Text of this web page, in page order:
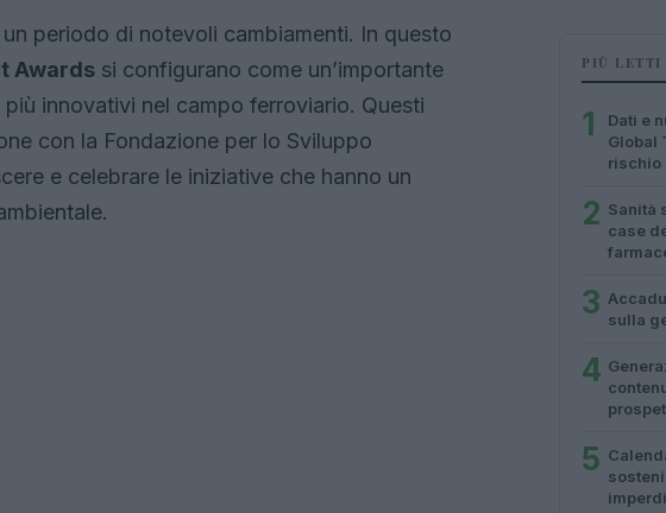
periodo di notevoli cambiamenti. In questo
Awards si configurano come un’importante
innovativi nel campo ferroviario. Questi
con la Fondazione per lo Sviluppo
e celebrare le iniziative che hanno un
PIÙ LETTI
1
Dati e
Global
rischio
2 Sanità
case
3 sulla
4
5